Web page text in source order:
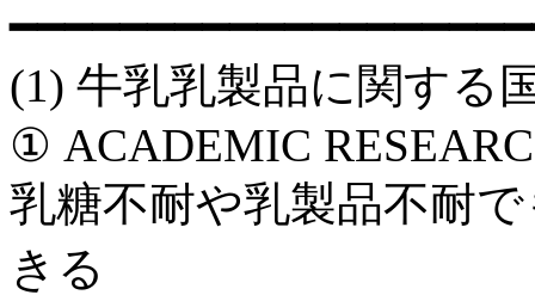
(1) 牛乳乳製品に関する
① ACADEMIC
乳糖不耐や乳製品不耐
きる